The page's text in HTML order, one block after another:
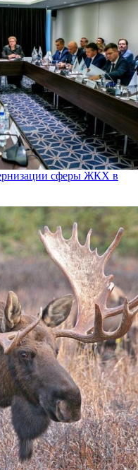
сферы ЖКХ в